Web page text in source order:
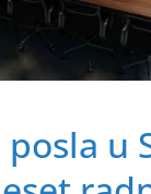
posla u